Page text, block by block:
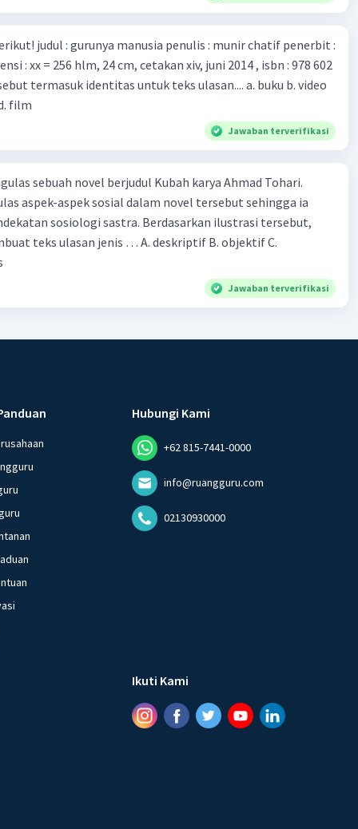
chatif penerbit :
film
Jawaban terverifikasi
sebuah novel berjudul Kubah karya Ahmad Tohari.
aspek-aspek sosial dalam novel tersebut sehingga ia
sastra. Berdasarkan ilustrasi tersebut,
teks ulasan jenis … A. deskriptif B. objektif C.
Jawaban terverifikasi
Hubungi Kami
+62 815-7441-0000
info@ruangguru.com
02130930000
Ikuti Kami